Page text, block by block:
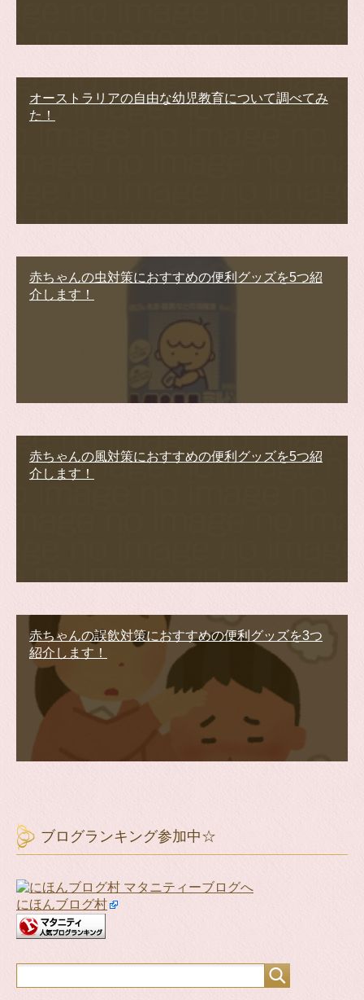
オーストラリアの自由な幼児教育について調べてみ
た！
赤ちゃんの虫対策におすすめの便利グッズを5つ紹
介します！
赤ちゃんの風対策におすすめの便利グッズを5つ紹
介します！
赤ちゃんの誤飲対策におすすめの便利グッズを3つ
紹介します！
ブログランキング参加中☆
にほんブログ村